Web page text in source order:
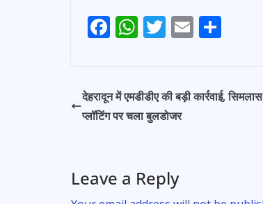
Post
F
b
o
W
s
A
T
er
E
l e
देहरादून में एमडीडीए की बड़ी कार्रवाई,
प्लॉटिंग पर चला बुलडोजर
Leave a Reply